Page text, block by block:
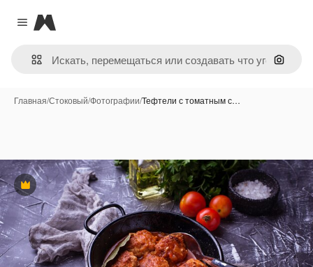
Close menu
Magnific
Поиск
Главная/Стоковый/Фотографии/Тефтели с томатным с…
Премиум